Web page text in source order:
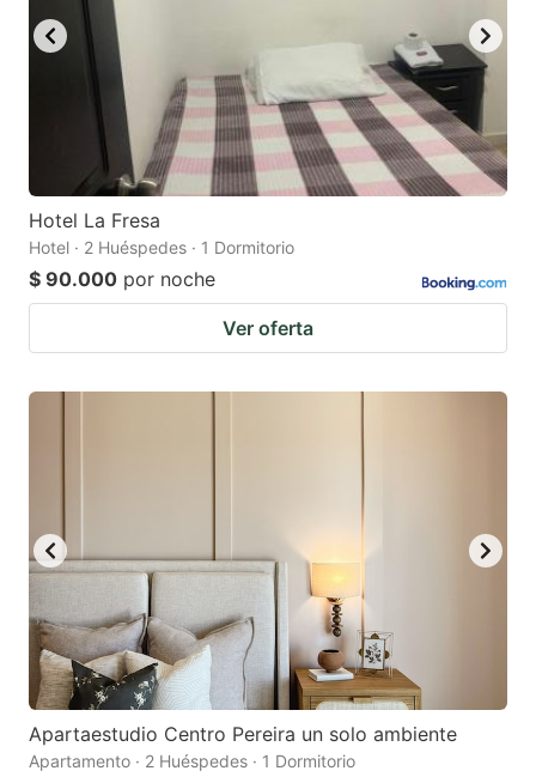
Hotel La Fresa
Hotel · 2 Huéspedes · 1 Dormitorio
$ 90.000 por noche
Ver oferta
Apartaestudio Centro Pereira un solo ambiente
Apartamento · 2 Huéspedes · 1 Dormitorio